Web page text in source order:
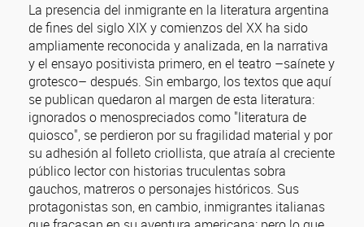
La presencia del inmigrante en la literatura argentina
de fines del siglo XIX y comienzos del XX ha sido
ampliamente reconocida y analizada, en la narrativa
y el ensayo positivista primero, en el teatro –saínete y
grotesco– después. Sin embargo, los textos que aquí
se publican quedaron al margen de esta literatura:
ignorados o menospreciados como "literatura de
quiosco", se perdieron por su fragilidad material y por
su adhesión al folleto criollista, que atraía al creciente
público lector con historias truculentas sobra
gauchos, matreros o personajes históricos. Sus
protagonistas son, en cambio, inmigrantes italianas